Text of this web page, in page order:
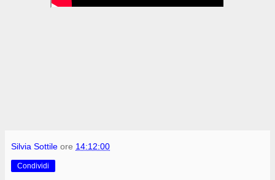
Silvia Sottile ore 14:12:00
Condividi